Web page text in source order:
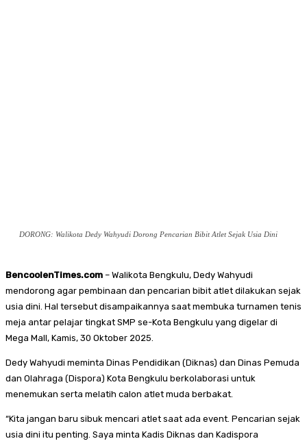
DORONG: Walikota Dedy Wahyudi Dorong Pencarian Bibit Atlet Sejak Usia Dini
BencoolenTimes.com – Walikota Bengkulu, Dedy Wahyudi
mendorong agar pembinaan dan pencarian bibit atlet dilakukan sejak
usia dini. Hal tersebut disampaikannya saat membuka turnamen tenis
meja antar pelajar tingkat SMP se-Kota Bengkulu yang digelar di
Mega Mall, Kamis, 30 Oktober 2025.
Dedy Wahyudi meminta Dinas Pendidikan (Diknas) dan Dinas Pemuda
dan Olahraga (Dispora) Kota Bengkulu berkolaborasi untuk
menemukan serta melatih calon atlet muda berbakat.
“Kita jangan baru sibuk mencari atlet saat ada event. Pencarian sejak
usia dini itu penting. Saya minta Kadis Diknas dan Kadispora